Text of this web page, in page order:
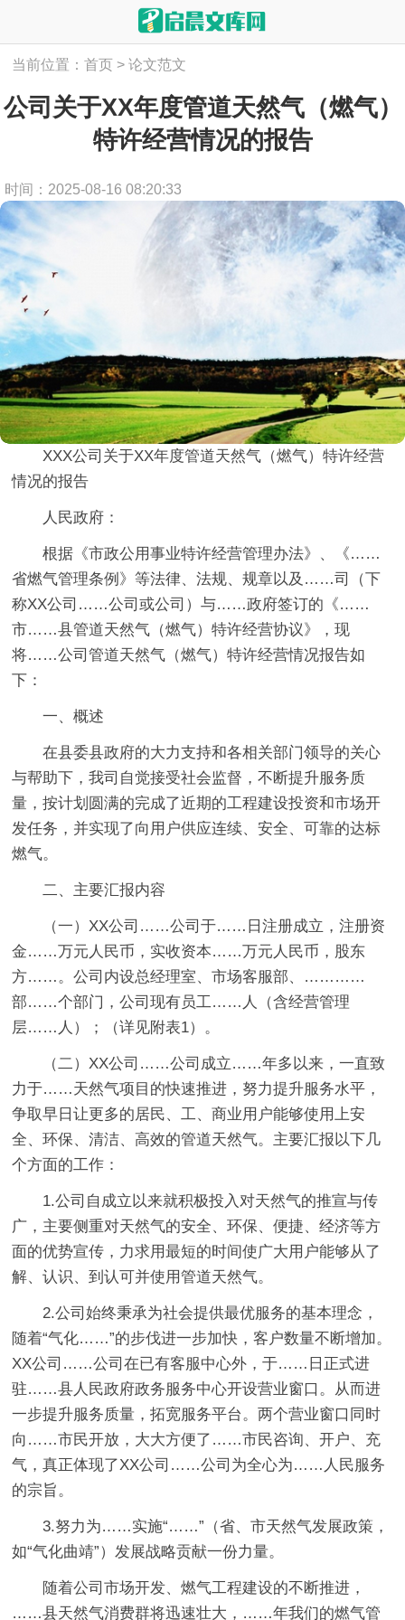
当前位置：首页 > 论文范文
公司关于XX年度管道天然气（燃气）
特许经营情况的报告
时间：2025-08-16 08:20:33
XXX公司关于XX年度管道天然气（燃气）特许经营
情况的报告
人民政府：
根据《市政公用事业特许经营管理办法》、《……
省燃气管理条例》等法律、法规、规章以及……司（下
称XX公司……公司或公司）与……政府签订的《……
市……县管道天然气（燃气）特许经营协议》，现
将……公司管道天然气（燃气）特许经营情况报告如
下：
一、概述
在县委县政府的大力支持和各相关部门领导的关心
与帮助下，我司自觉接受社会监督，不断提升服务质
量，按计划圆满的完成了近期的工程建设投资和市场开
发任务，并实现了向用户供应连续、安全、可靠的达标
燃气。
二、主要汇报内容
（一）XX公司……公司于……日注册成立，注册资
金……万元人民币，实收资本……万元人民币，股东
方……。公司内设总经理室、市场客服部、…………
部……个部门，公司现有员工……人（含经营管理
层……人）；（详见附表1）。
（二）XX公司……公司成立……年多以来，一直致
力于……天然气项目的快速推进，努力提升服务水平，
争取早日让更多的居民、工、商业用户能够使用上安
全、环保、清洁、高效的管道天然气。主要汇报以下几
个方面的工作：
1.公司自成立以来就积极投入对天然气的推宣与传
广，主要侧重对天然气的安全、环保、便捷、经济等方
面的优势宣传，力求用最短的时间使广大用户能够从了
解、认识、到认可并使用管道天然气。
2.公司始终秉承为社会提供最优服务的基本理念，
随着“气化……”的步伐进一步加快，客户数量不断增加。
XX公司……公司在已有客服中心外，于……日正式进
驻……县人民政府政务服务中心开设营业窗口。从而进
一步提升服务质量，拓宽服务平台。两个营业窗口同时
向……市民开放，大大方便了……市民咨询、开户、充
气，真正体现了XX公司……公司为全心为……人民服务
的宗旨。
3.努力为……实施“……”（省、市天然气发展政策，
如“气化曲靖”）发展战略贡献一份力量。
随着公司市场开发、燃气工程建设的不断推进，
……县天然气消费群将迅速壮大，……年我们的燃气管